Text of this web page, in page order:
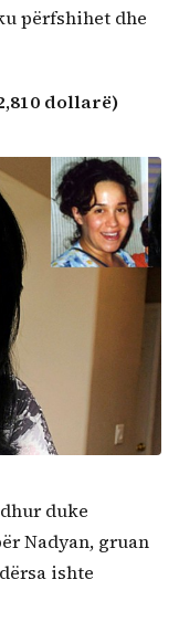
përfshihet dhe
dollarë)
duke
Nadyan, gruan
ishte